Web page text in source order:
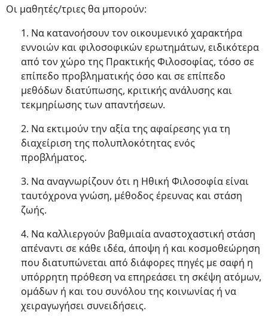
Οι μαθητές/τριες θα μπορούν:
1. Να κατανοήσουν τον οικουμενικό χαρακτήρα
εννοιών και φιλοσοφικών ερωτημάτων, ειδικότερα
από τον χώρο της Πρακτικής Φιλοσοφίας, τόσο σε
επίπεδο προβληματικής όσο και σε επίπεδο
μεθόδων διατύπωσης, κριτικής ανάλυσης και
τεκμηρίωσης των απαντήσεων.
2. Να εκτιμούν την αξία της αφαίρεσης για τη
διαχείριση της πολυπλοκότητας ενός
προβλήματος.
3. Να αναγνωρίζουν ότι η Ηθική Φιλοσοφία είναι
ταυτόχρονα γνώση, μέθοδος έρευνας και στάση
ζωής.
4. Να καλλιεργούν βαθμιαία αναστοχαστική στάση
απέναντι σε κάθε ιδέα, άποψη ή και κοσμοθεώρηση
που διατυπώνεται από διάφορες πηγές με σαφή η
υπόρρητη πρόθεση να επηρεάσει τη σκέψη ατόμων,
ομάδων ή και του συνόλου της κοινωνίας ή να
χειραγωγήσει συνειδήσεις.